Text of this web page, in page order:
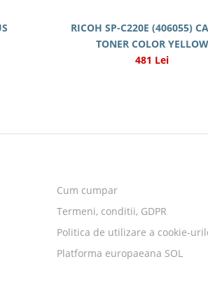
RICOH SP-C220E (406055)
TONER COLOR YELLOW
481 Lei
Cum cumpar
Termeni, conditii, GDPR
Politica de utilizare a cookie-
Platforma europaeana SOL